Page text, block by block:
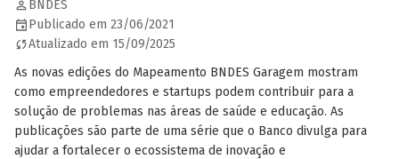
BNDES
Publicado em 23/06/2021
Atualizado em 15/09/2025
As novas edições do Mapeamento BNDES Garagem mostram
como empreendedores e startups podem contribuir para a
solução de problemas nas áreas de saúde e educação. As
publicações são parte de uma série que o Banco divulga para
ajudar a fortalecer o ecossistema de inovação e